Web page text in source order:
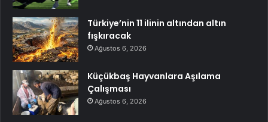
Türkiye’nin 11 ilinin altından altın
fışkıracak
Ağustos 6, 2026
Küçükbaş Hayvanlara Aşılama
Çalışması
Ağustos 6, 2026